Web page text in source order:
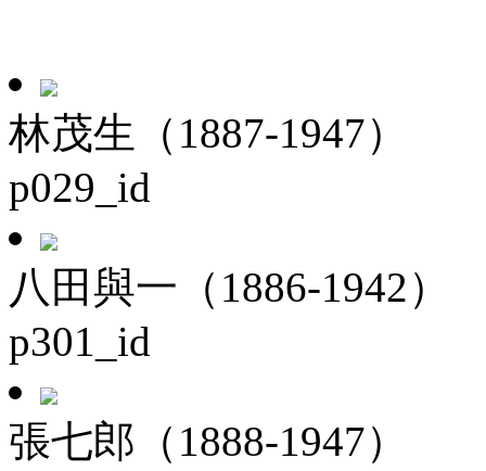
林茂生（1887-1947）
p029_id
八田與一（1886-1942）
p301_id
張七郎（1888-1947）